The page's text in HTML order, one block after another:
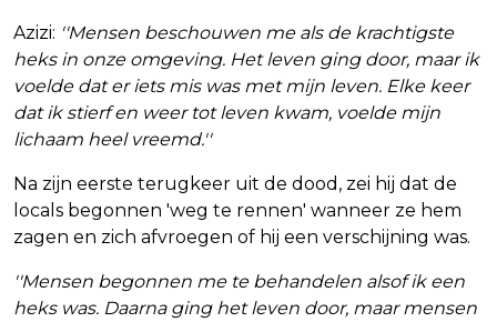
Azizi: ''Mensen beschouwen me als de krachtigste
heks in onze omgeving. Het leven ging door, maar ik
voelde dat er iets mis was met mijn leven. Elke keer
dat ik stierf en weer tot leven kwam, voelde mijn
lichaam heel vreemd.''
Na zijn eerste terugkeer uit de dood, zei hij dat de
locals begonnen 'weg te rennen' wanneer ze hem
zagen en zich afvroegen of hij een verschijning was.
''Mensen begonnen me te behandelen alsof ik een
heks was. Daarna ging het leven door, maar mensen